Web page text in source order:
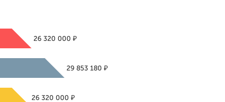
26 320 000₽
29 853 180₽
26 320 000₽